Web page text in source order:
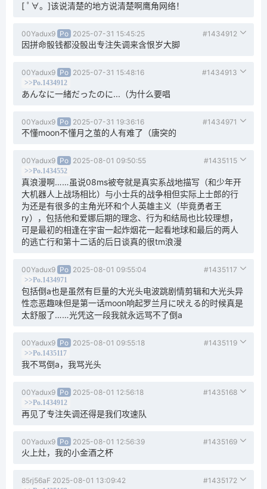
[ ﾟ∀。]该说清楚的地方说清楚啊鹰角网络！
00Yadux9 Po 2025-07-31 15:45:25 #1434912
因拼命骰钱都没骰出专注失调来含恨岁大脚
00Yadux9 Po 2025-07-31 15:48:16 #1434913
>>Po.1434912
あんなに一緒だったのに...（为什么要唱
00Yadux9 Po 2025-07-31 19:36:16 #1434971
不懂moon不懂月之茧的人有难了（唐突的
00Yadux9 Po 2025-08-01 09:50:55 #1435115
>>Po.1434552
真浪漫啊……虽说08ms被夸就是真实系战地描写（和少年开
大机器人上战场相比）与小士兵的战争相但实际上士郎的行
为还是有很多的主角光环和个人英雄主义（毕竟勇者王
ry），包括他和爱娜后期的理念、行为和结局也比较理想，
可是最初的相逢在宇宙一起炸烟花一起看地球和最后的两人
的逃亡行和第十二话的后日谈真的很tm浪漫
00Yadux9 Po 2025-08-01 09:55:04 #1435117
>>Po.1434971
包括倒a也是虽然有巨量的大光头电波跳剧情剪辑和大光头异
性恋恶趣味但是第一话moon响起罗兰月に吠える的时候真是
太舒服了……光凭这一段我就永远骂不了倒a
00Yadux9 Po 2025-08-01 09:55:18 #1435119
>>Po.1435117
我不骂倒a，我骂光头
00Yadux9 Po 2025-08-01 12:56:18 #1435168
>>Po.1434912
再见了专注失调还得是我们攻速队
00Yadux9 Po 2025-08-01 12:56:39 #1435169
火上灶，我的小金酒之杯
85rj56aF 2025-08-01 13:09:42 #1435172